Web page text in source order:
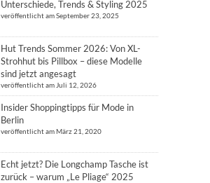
Unterschiede, Trends & Styling 2025
veröffentlicht am September 23, 2025
Hut Trends Sommer 2026: Von XL-
Strohhut bis Pillbox – diese Modelle
sind jetzt angesagt
veröffentlicht am Juli 12, 2026
Insider Shoppingtipps für Mode in
Berlin
veröffentlicht am März 21, 2020
Echt jetzt? Die Longchamp Tasche ist
zurück – warum „Le Pliage“ 2025